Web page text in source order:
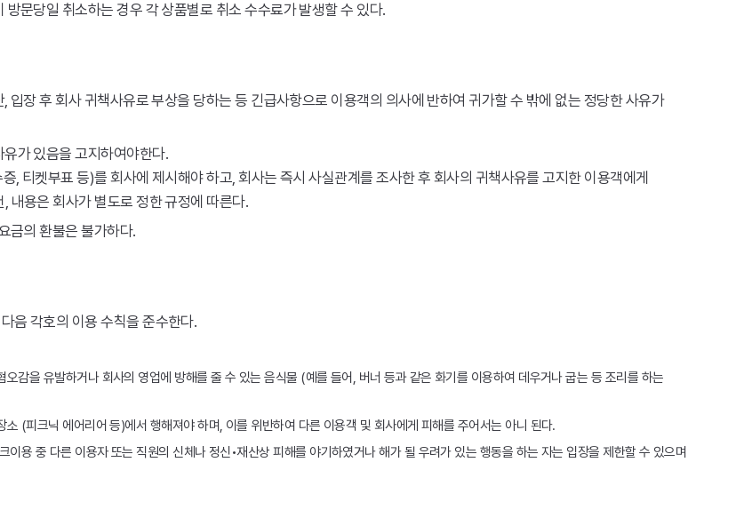
문당일 취소하는 경우 각 상품별로 취소 수수료가 발생할 수 있다.
장 후 회사 귀책사유로 부상을 당하는 등 긴급사항으로 이용객의 의사에 반하여 귀가할 수 밖에 없는 정당한 사유가
가 있음을 고지하여야한다.
, 티켓부표 등)를 회사에 제시해야 하고, 회사는 즉시 사실관계를 조사한 후 회사의 귀책사유를 고지한 이용객에게
내용은 회사가 별도로 정한 규정에 따른다.
금의 환불은 불가하다.
음 각호의 이용 수칙을 준수한다.
감을 유발하거나 회사의 영업에 방해를 줄 수 있는 음식물 (예를 들어, 버너 등과 같은 화기를 이용하여 데우거나 굽는 등 조리를 하는
(피크닉 에어리어 등)에서 행해져야 하며, 이를 위반하여 다른 이용객 및 회사에게 피해를 주어서는 아니 된다.
용 중 다른 이용자 또는 직원의 신체나 정신•재산상 피해를 야기하였거나 해가 될 우려가 있는 행동을 하는 자는 입장을 제한할 수 있으며